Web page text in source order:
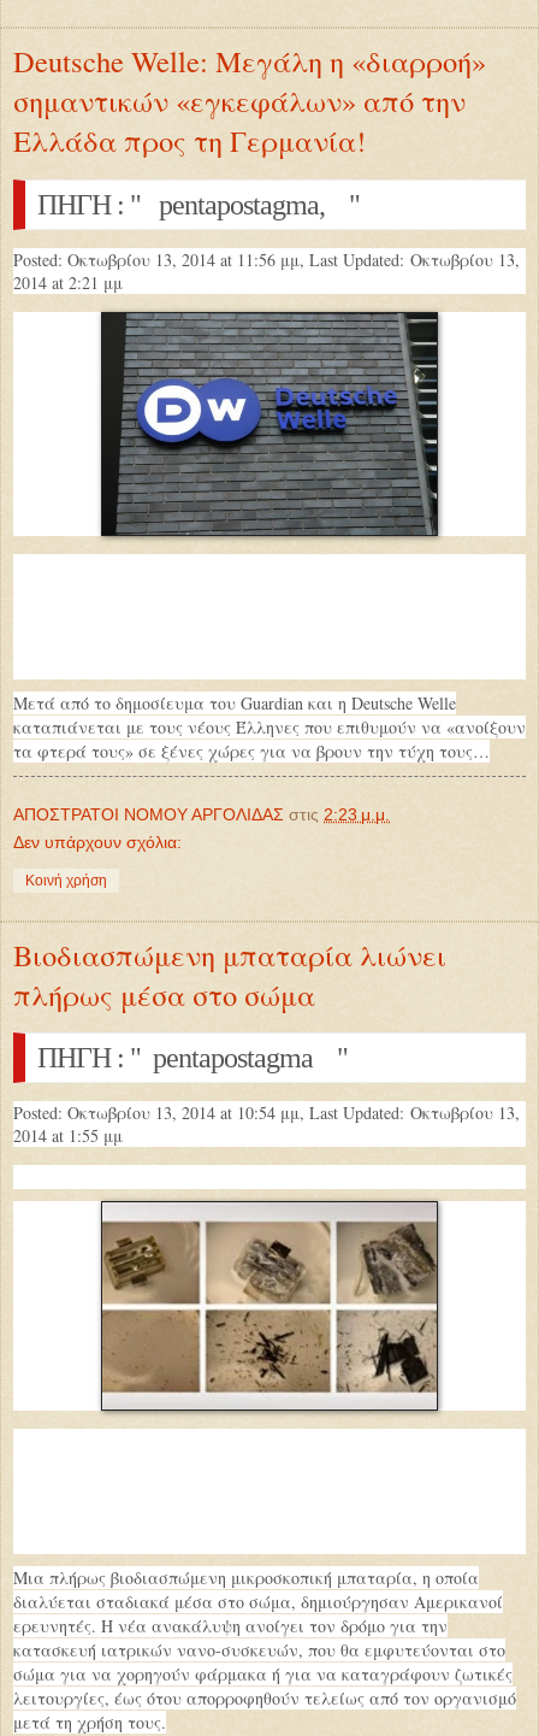
Deutsche Welle: Μεγάλη η «διαρροή»
σημαντικών «εγκεφάλων» από την
Ελλάδα προς τη Γερμανία!
ΠΗΓΗ : " pentapostagma, "
Posted: Οκτωβρίου 13, 2014 at 11:56 μμ, Last Updated: Οκτωβρίου 13,
2014 at 2:21 μμ
Μετά από το δημοσίευμα του Guardian και η Deutsche Welle
καταπιάνεται με τους νέους Έλληνες που επιθυμούν να «ανοίξουν
τα φτερά τους» σε ξένες χώρες για να βρουν την τύχη τους…
ΑΠΟΣΤΡΑΤΟΙ ΝΟΜΟΥ ΑΡΓΟΛΙΔΑΣ στις 2:23 μ.μ.
Δεν υπάρχουν σχόλια:
Κοινή χρήση
Βιοδιασπώμενη μπαταρία λιώνει
πλήρως μέσα στο σώμα
ΠΗΓΗ : " pentapostagma "
Posted: Οκτωβρίου 13, 2014 at 10:54 μμ, Last Updated: Οκτωβρίου 13,
2014 at 1:55 μμ
Μια πλήρως βιοδιασπώμενη μικροσκοπική μπαταρία, η οποία
διαλύεται σταδιακά μέσα στο σώμα, δημιούργησαν Αμερικανοί
ερευνητές. Η νέα ανακάλυψη ανοίγει τον δρόμο για την
κατασκευή ιατρικών νανο-συσκευών, που θα εμφυτεύονται στο
σώμα για να χορηγούν φάρμακα ή για να καταγράφουν ζωτικές
λειτουργίες, έως ότου απορροφηθούν τελείως από τον οργανισμό
μετά τη χρήση τους.